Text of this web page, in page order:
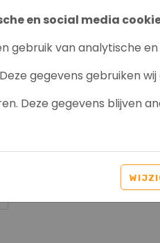
en social media
gebruik van analytische
gegevens gebruiken
Deze gegevens blijven
Artikelnr: